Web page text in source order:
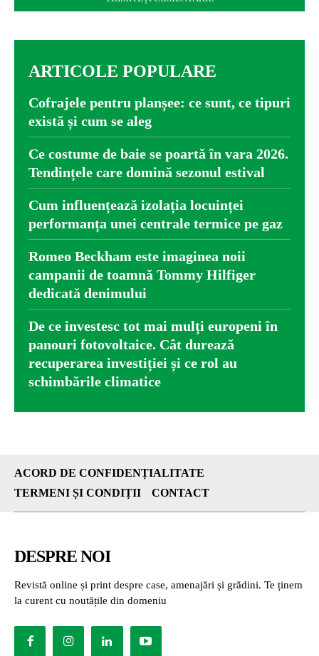
ARTICOLE POPULARE
Cofrajele pentru planșee: ce sunt, ce tipuri
există și cum se aleg
Ce costume de baie se poartă în vara 2026.
Tendințele care domină sezonul estival
Cum influențează izolația locuinței
performanța unei centrale termice pe gaz
Romeo Beckham este imaginea noii
campanii de toamnă Tommy Hilfiger
dedicată denimului
De ce investesc tot mai mulți europeni în
panouri fotovoltaice. Cât durează
recuperarea investiției și ce rol au
schimbările climatice
ACORD DE CONFIDENȚIALITATE
TERMENI ȘI CONDIȚII
CONTACT
DESPRE NOI
Revistă online și print despre case, amenajări și grădini. Te ținem
la curent cu noutățile din domeniu